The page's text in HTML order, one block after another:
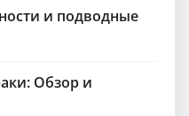
и подводные
Обзор и